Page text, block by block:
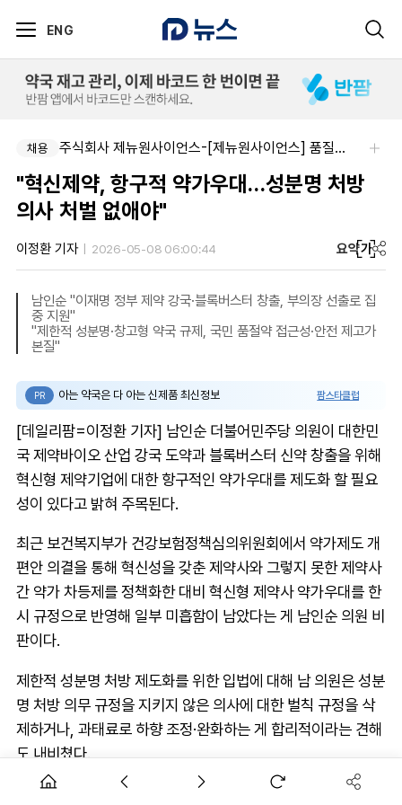
ENG
채용 주식회사 제뉴원사이언스-[제뉴원사이언스] 품질관리약사 모집(경력무관)
"혁신제약, 항구적 약가우대…성분명 처방
의사 처벌 없애야"
이정환 기자 2026-05-08 06:00:44 요약가
남인순 "이재명 정부 제약 강국·블록버스터 창출, 부의장 선출로 집
중 지원"
"제한적 성분명·창고형 약국 규제, 국민 품절약 접근성·안전 제고가
본질"
PR 아는 약국은 다 아는 신제품 최신정보 팜스타클럽
[데일리팜=이정환 기자] 남인순 더불어민주당 의원이 대한민
국 제약바이오 산업 강국 도약과 블록버스터 신약 창출을 위해
혁신형 제약기업에 대한 항구적인 약가우대를 제도화 할 필요
성이 있다고 밝혀 주목된다.
최근 보건복지부가 건강보험정책심의위원회에서 약가제도 개
편안 의결을 통해 혁신성을 갖춘 제약사와 그렇지 못한 제약사
간 약가 차등제를 정책화한 대비 혁신형 제약사 약가우대를 한
시 규정으로 반영해 일부 미흡함이 남았다는 게 남인순 의원 비
판이다.
제한적 성분명 처방 제도화를 위한 입법에 대해 남 의원은 성분
명 처방 의무 규정을 지키지 않은 의사에 대한 벌칙 규정을 삭
제하거나, 과태료로 하향 조정·완화하는 게 합리적이라는 견해
도 내비쳤다.
의사, 약사 등 특정 직능 간 갈등을 떠나 국민이 꼭 필요한 다빈